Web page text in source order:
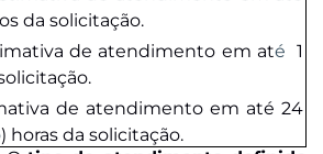
da solicitação.
de atendimento em até 1
de atendimento em até 24
) horas da solicitação.